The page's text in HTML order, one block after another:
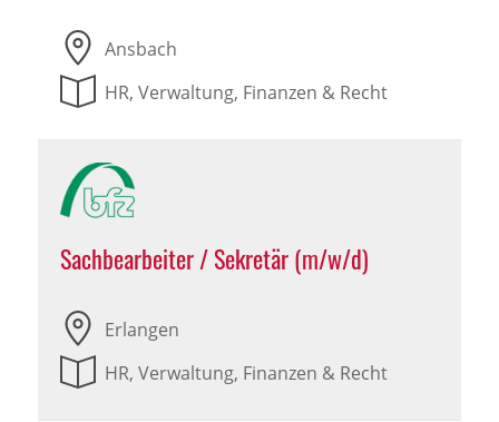
Ansbach
HR, Verwaltung, Finanzen & Recht
Sachbearbeiter / Sekretär (m/w/d)
Erlangen
HR, Verwaltung, Finanzen & Recht